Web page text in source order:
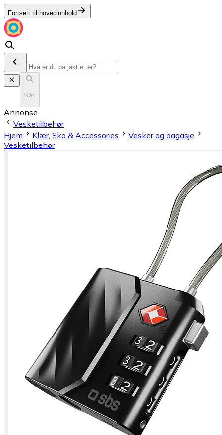
Fortsett til hovedinnhold
Søk
Annonse
Vesketilbehør
Hjem
Klær, Sko & Accessories
Vesker og bagasje
Vesketilbehør